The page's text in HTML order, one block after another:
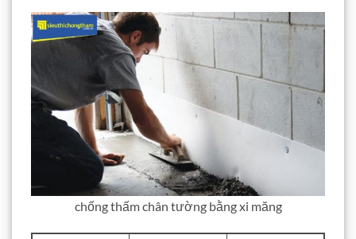
chống thấm chân tường bằng xi măng